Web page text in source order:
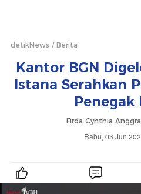
detikNews Berita
Kantor BGN
Istana Serahkan
Penegak
Firda Cynthia
Rabu, 03 Jun